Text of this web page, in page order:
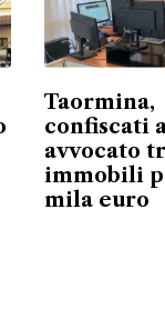
Taormina,
confiscati
avvocato
immobili
mila euro